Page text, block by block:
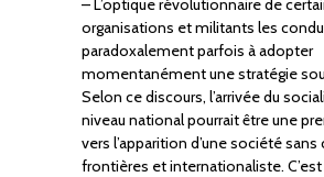
– L’optique révolutionnaire de
organisations et militants les
paradoxalement parfois à adopter
momentanément une stratégie
Selon ce discours, l’arrivée du
niveau national pourrait être une
vers l’apparition d’une société sans
frontières et internationaliste.